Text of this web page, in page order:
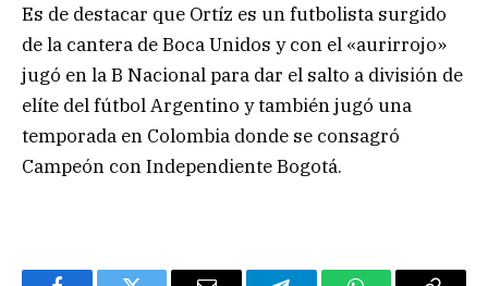
Es de destacar que Ortíz es un futbolista surgido
de la cantera de Boca Unidos y con el «aurirrojo»
jugó en la B Nacional para dar el salto a división de
elíte del fútbol Argentino y también jugó una
temporada en Colombia donde se consagró
Campeón con Independiente Bogotá.